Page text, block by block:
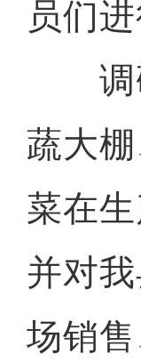
员们
调研
蔬大
菜在
并对
场销